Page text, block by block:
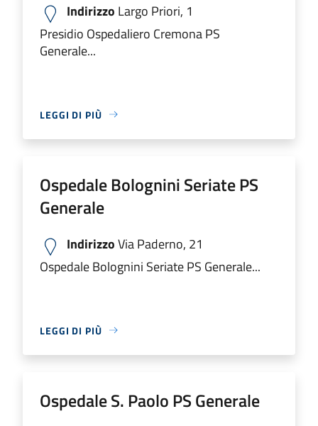
Indirizzo Largo Priori, 1
Presidio Ospedaliero Cremona PS
Generale...
LEGGI DI PIÙ
Ospedale Bolognini Seriate PS
Generale
IndirizzoVia Paderno, 21
Ospedale Bolognini Seriate PS Generale...
LEGGI DI PIÙ
Ospedale S. Paolo PS Generale